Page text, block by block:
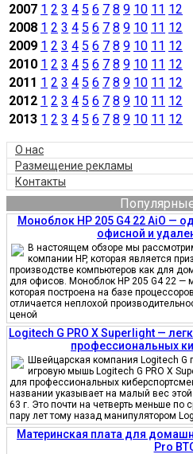
2007 1 2 3 4 5 6 7 8 9 10 11 12
2008 1 2 3 4 5 6 7 8 9 10 11 12
2009 1 2 3 4 5 6 7 8 9 10 11 12
2010 1 2 3 4 5 6 7 8 9 10 11 12
2011 1 2 3 4 5 6 7 8 9 10 11 12
2012 1 2 3 4 5 6 7 8 9 10 11 12
2013 1 2 3 4 5 6 7 8 9 10 11 12
О нас
Размещение рекламы
Контакты
Моноблок HP 205 G4 22 AiO —
офисной и
В настоящем обзоре мы
компании HP, которая является
производстве компьютеров как для
для офисов. Моноблок HP 205 G4 22 —
которая построена на базе
отличается неплохой
ценой
Logitech G PRO X Superlight —
профессиональных
Швейцарская компания Logitech G
игровую мышь Logitech G PRO X
для профессиональных
названии указывает на малый вес
63 г. Это почти на четверть меньше
пару лет тому назад манипулятором
Материнская плата для
Pro